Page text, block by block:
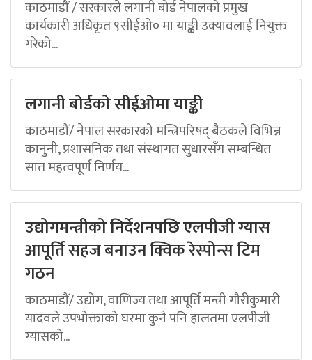
काठमाडौं / सरकारले लगानी बोर्ड नेपालको प्रमुख
कार्यकारी अधिकृत ९सीईओ० मा याङ्की उक्यावलाई नियुक्त
गरेको...
लगानी बोर्डको सीईओमा याङ्की
काठमाडौं/ नेपाल सरकारको मन्त्रिपरिषद् बैठकले विभिन्न
कानुनी, प्रशासनिक तथा संस्थागत सुधारसँग सम्बन्धित
सात महत्वपूर्ण निर्णय...
उद्योगमन्त्रीको निर्देशनपछि एलपीजी ग्यास
आपूर्ति सहज बनाउन क्विक रेस्पोन्स टिम
गठन
काठमाडौं/ उद्योग, वाणिज्य तथा आपूर्ति मन्त्री गौरीकुमारी
यादवले उपभोक्ताको घरमा कुनै पनि हालतमा एलपीजी
ग्यासको...